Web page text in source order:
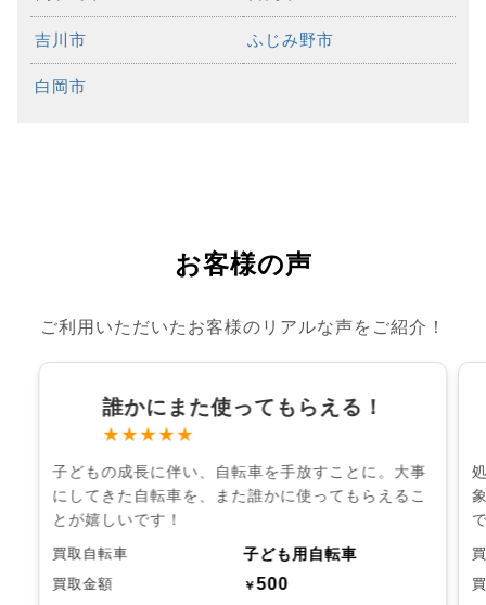
吉川市 ふじみ野市
白岡市
お客様の声
ご利用いただいたお客様のリアルな声をご紹介！
誰かにまた使ってもらえる！
★★★★★
子どもの成長に伴い、自転車を手放すことに。大事
にしてきた自転車を、また誰かに使ってもらえるこ
とが嬉しいです！
買取自転車 子ども用自転車
買取金額 ￥500